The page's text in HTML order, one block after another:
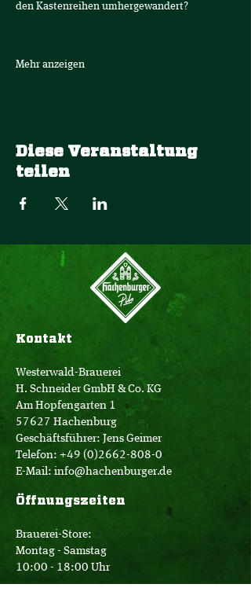
den Kastenreihen umhergewandert?
Mehr anzeigen
Diese Veranstaltung
teilen
Kontakt
Westerwald-Brauerei
H. Schneider GmbH & Co. KG
Am Hopfengarten 1
57627 Hachenburg
Geschäftsführer: Jens Geimer
Telefon: +49 (0)2662-808-0
E-Mail: info@hachenburger.de
Öffnungszeiten
Brauerei-Store:
Montag - Samstag
10:00 - 18:00 Uhr